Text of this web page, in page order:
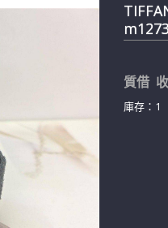
m1273
質借
庫存：1